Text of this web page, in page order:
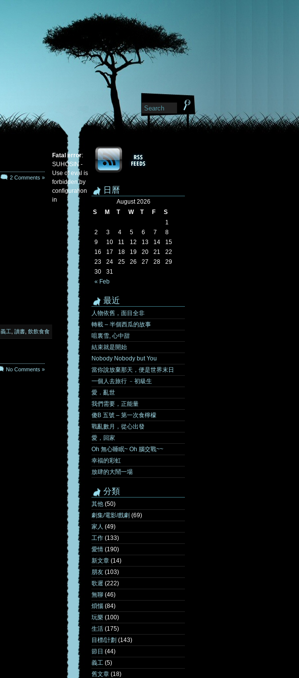
2 Comments »
義工 讀書 飲飲食食
No Comments »
日曆
August 2026
S
M T W T F S
« Feb
1
2
3 4 5 6 7
8
9
10 11 12 13 14
15
16
17 18 19 20 21
22
23
24 25 26 27 28
29
30
31
最近
人物依舊，面目全非
轉載 – 半個西瓜的故事
咀裏雪, 心中甜
結束就是開始
Nobody Nobody but You
當你說放棄那天，便是世界末日
一個人去旅行 ﹣初級生
愛．亂世
我們需要，正能量
傻B 五號 – 第一次食檸檬
戰亂數月，從心出發
愛，回家
Oh 無心睡眠~ Oh 腦交戰~~
幸福的彩虹
放肆的大鬧一場
分類
其他 (50)
劇集/電影/戲劇 (69)
家人 (49)
工作 (133)
愛情 (190)
新文章 (14)
朋友 (103)
歌遲 (222)
無聊 (46)
煩惱 (84)
玩樂 (100)
生活 (175)
目標/計劃 (143)
節日 (44)
義工 (5)
舊文章 (18)
Fatal error:
SUHOSIN -
Use of eval is
forbidden by
configuration
in